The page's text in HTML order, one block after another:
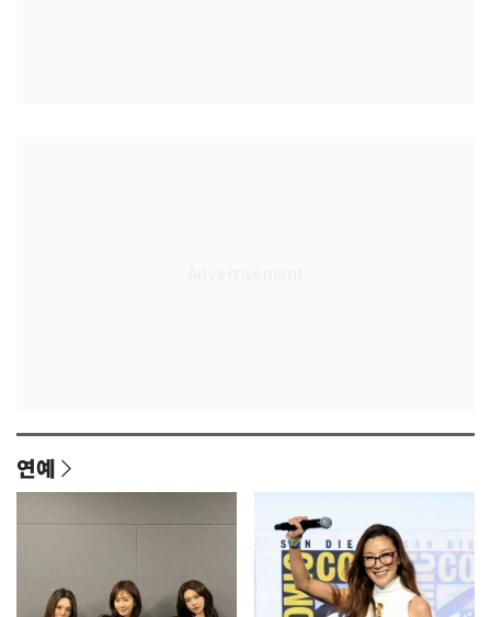
연예